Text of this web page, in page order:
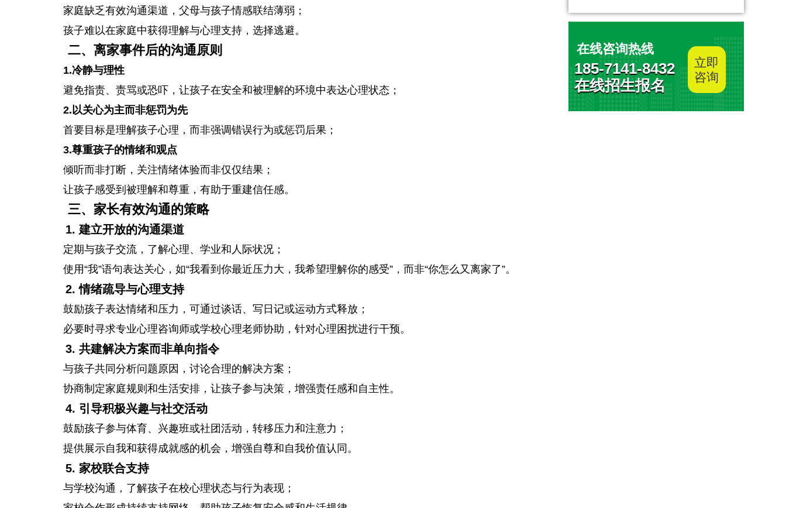
家庭缺乏有效沟通渠道，父母与孩子情感联结薄弱；
孩子难以在家庭中获得理解与心理支持，选择逃避。
二、离家事件后的沟通原则
1.冷静与理性
避免指责、责骂或恐吓，让孩子在安全和被理解的环境中表达心理状态；
2.以关心为主而非惩罚为先
首要目标是理解孩子心理，而非强调错误行为或惩罚后果；
3.尊重孩子的情绪和观点
倾听而非打断，关注情绪体验而非仅仅结果；
让孩子感受到被理解和尊重，有助于重建信任感。
三、家长有效沟通的策略
1. 建立开放的沟通渠道
定期与孩子交流，了解心理、学业和人际状况；
使用“我”语句表达关心，如“我看到你最近压力大，我希望理解你的感受”，而非“你怎么又离家了”。
2. 情绪疏导与心理支持
鼓励孩子表达情绪和压力，可通过谈话、写日记或运动方式释放；
必要时寻求专业心理咨询师或学校心理老师协助，针对心理困扰进行干预。
3. 共建解决方案而非单向指令
与孩子共同分析问题原因，讨论合理的解决方案；
协商制定家庭规则和生活安排，让孩子参与决策，增强责任感和自主性。
4. 引导积极兴趣与社交活动
鼓励孩子参与体育、兴趣班或社团活动，转移压力和注意力；
提供展示自我和获得成就感的机会，增强自尊和自我价值认同。
5. 家校联合支持
与学校沟通，了解孩子在校心理状态与行为表现；
在线咨询热线
185-7141-8432
在线招生报名
立即
咨询